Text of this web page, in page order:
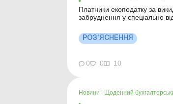
Платники екоподатку за
забруднення у спеціально
кварталу. Деталі див. нижче...
РОЗ’ЯСНЕННЯ
0 0 10
Новини Щоденний